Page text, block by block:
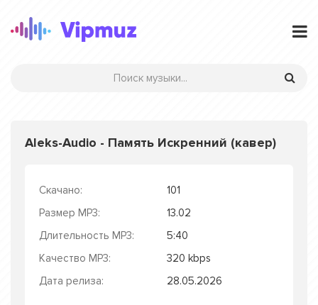
Aleks-Audio - Память Искренний (кавер)
Скачано:
101
Размер MP3:
13.02
Длительность MP3:
5:40
Качество MP3:
320 kbps
Дата релиза:
28.05.2026